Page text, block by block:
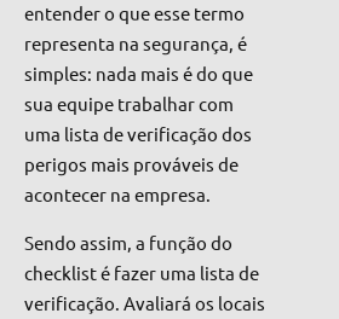
entender o que esse termo
representa na segurança, é
simples: nada mais é do que
sua equipe trabalhar com
uma lista de verificação dos
perigos mais prováveis de
acontecer na empresa.
Sendo assim, a função do
checklist é fazer uma lista de
verificação. Avaliará os locais